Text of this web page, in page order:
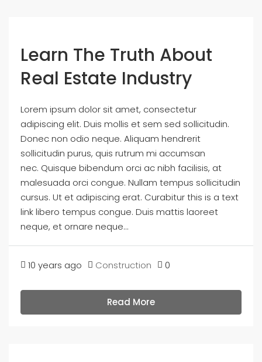
Learn The Truth About
Real Estate Industry
Lorem ipsum dolor sit amet, consectetur
adipiscing elit. Duis mollis et sem sed sollicitudin.
Donec non odio neque. Aliquam hendrerit
sollicitudin purus, quis rutrum mi accumsan
nec. Quisque bibendum orci ac nibh facilisis, at
malesuada orci congue. Nullam tempus sollicitudin
cursus. Ut et adipiscing erat. Curabitur this is a text
link libero tempus congue. Duis mattis laoreet
neque, et ornare neque...
10 years ago Construction 0
Read More